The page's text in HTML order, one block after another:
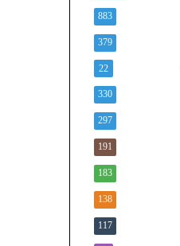
883
379
22
330
297
191
183
138
117